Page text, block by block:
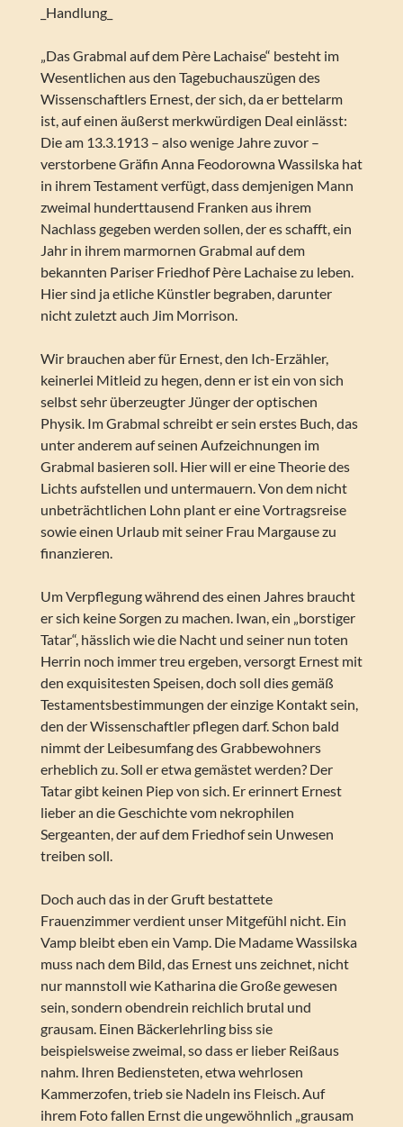
_Handlung_
„Das Grabmal auf dem Père Lachaise“ besteht im
Wesentlichen aus den Tagebuchauszügen des
Wissenschaftlers Ernest, der sich, da er bettelarm
ist, auf einen äußerst merkwürdigen Deal einlässt:
Die am 13.3.1913 – also wenige Jahre zuvor –
verstorbene Gräfin Anna Feodorowna Wassilska hat
in ihrem Testament verfügt, dass demjenigen Mann
zweimal hunderttausend Franken aus ihrem
Nachlass gegeben werden sollen, der es schafft, ein
Jahr in ihrem marmornen Grabmal auf dem
bekannten Pariser Friedhof Père Lachaise zu leben.
Hier sind ja etliche Künstler begraben, darunter
nicht zuletzt auch Jim Morrison.
Wir brauchen aber für Ernest, den Ich-Erzähler,
keinerlei Mitleid zu hegen, denn er ist ein von sich
selbst sehr überzeugter Jünger der optischen
Physik. Im Grabmal schreibt er sein erstes Buch, das
unter anderem auf seinen Aufzeichnungen im
Grabmal basieren soll. Hier will er eine Theorie des
Lichts aufstellen und untermauern. Von dem nicht
unbeträchtlichen Lohn plant er eine Vortragsreise
sowie einen Urlaub mit seiner Frau Margause zu
finanzieren.
Um Verpflegung während des einen Jahres braucht
er sich keine Sorgen zu machen. Iwan, ein „borstiger
Tatar“, hässlich wie die Nacht und seiner nun toten
Herrin noch immer treu ergeben, versorgt Ernest mit
den exquisitesten Speisen, doch soll dies gemäß
Testamentsbestimmungen der einzige Kontakt sein,
den der Wissenschaftler pflegen darf. Schon bald
nimmt der Leibesumfang des Grabbewohners
erheblich zu. Soll er etwa gemästet werden? Der
Tatar gibt keinen Piep von sich. Er erinnert Ernest
lieber an die Geschichte vom nekrophilen
Sergeanten, der auf dem Friedhof sein Unwesen
treiben soll.
Doch auch das in der Gruft bestattete
Frauenzimmer verdient unser Mitgefühl nicht. Ein
Vamp bleibt eben ein Vamp. Die Madame Wassilska
muss nach dem Bild, das Ernest uns zeichnet, nicht
nur mannstoll wie Katharina die Große gewesen
sein, sondern obendrein reichlich brutal und
grausam. Einen Bäckerlehrling biss sie
beispielsweise zweimal, so dass er lieber Reißaus
nahm. Ihren Bediensteten, etwa wehrlosen
Kammerzofen, trieb sie Nadeln ins Fleisch. Auf
ihrem Foto fallen Ernst die ungewöhnlich „grausam